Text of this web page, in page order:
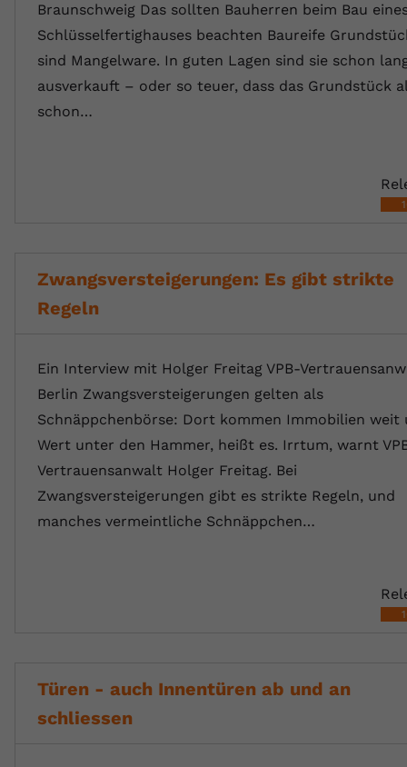
Braunschweig Das sollten Bauherren beim Bau
Schlüsselfertighauses beachten Baureife
sind Mangelware. In guten Lagen sind sie schon
ausverkauft – oder so teuer, dass das Grundstück
schon…
Zwangsversteigerungen: Es gibt strikte
Regeln
Ein Interview mit Holger Freitag VPB-
Berlin Zwangsversteigerungen gelten als
Schnäppchenbörse: Dort kommen Immobilien weit
Wert unter den Hammer, heißt es. Irrtum, warnt
Vertrauensanwalt Holger Freitag. Bei
Zwangsversteigerungen gibt es strikte Regeln, und
manches vermeintliche Schnäppchen…
Türen - auch Innentüren ab und an
schliessen